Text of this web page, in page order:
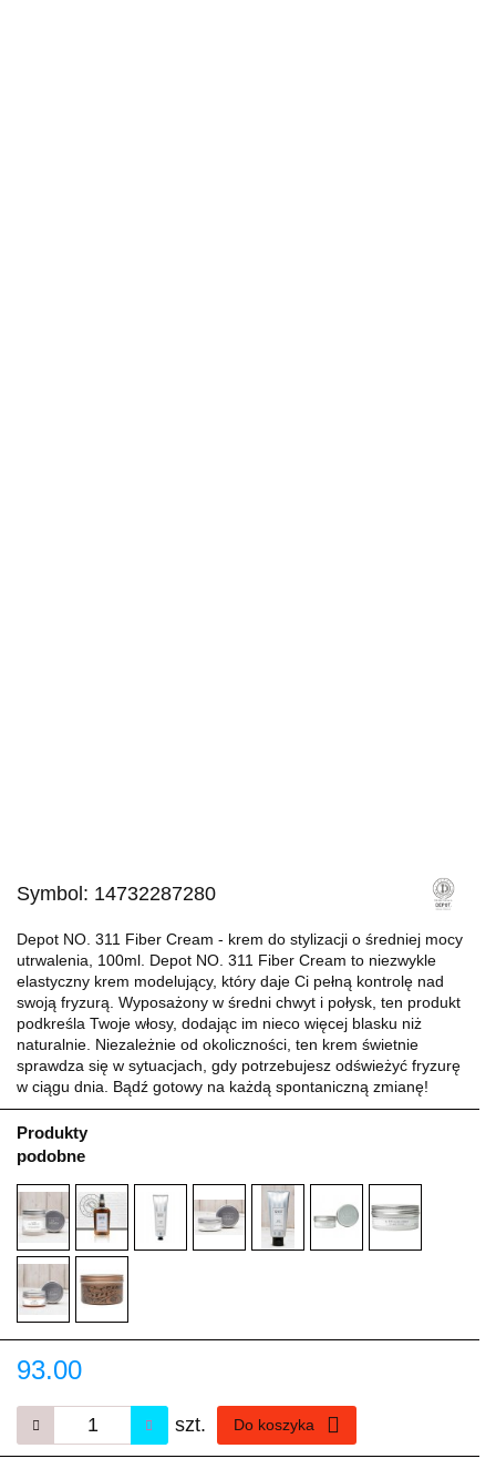
Symbol: 14732287280
Depot NO. 311 Fiber Cream - krem do stylizacji o średniej mocy
utrwalenia, 100ml. Depot NO. 311 Fiber Cream to niezwykle
elastyczny krem modelujący, który daje Ci pełną kontrolę nad
swoją fryzurą. Wyposażony w średni chwyt i połysk, ten produkt
podkreśla Twoje włosy, dodając im nieco więcej blasku niż
naturalnie. Niezależnie od okoliczności, ten krem świetnie
sprawdza się w sytuacjach, gdy potrzebujesz odświeżyć fryzurę
w ciągu dnia. Bądź gotowy na każdą spontaniczną zmianę!
Produkty
podobne
93.00
szt. Do koszyka